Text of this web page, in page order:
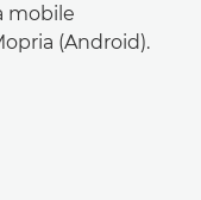
mobile
(Android).